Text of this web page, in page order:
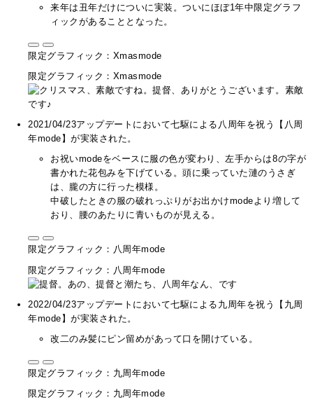
来年は丑年だけについに実装。ついにほぼ1年中限定グラフ
ィックがあることとなった。
限定グラフィック：Xmasmode
限定グラフィック：Xmasmode
2021/04/23アップデートにおいて七駆による八周年を祝う【八周
年mode】が実装された。
お祝いmodeをベースに服の色が変わり、左手からは8の字が
書かれた花包みを下げている。頭に乗っていた漣のうさぎ
は、朧の方に行った模様。
中破したときの服の破れっぷりがお出かけmodeより増して
おり、腰のあたりに青いものが見える。
限定グラフィック：八周年mode
限定グラフィック：八周年mode
2022/04/23アップデートにおいて七駆による九周年を祝う【九周
年mode】が実装された。
改二のみ髪にピン留めがあって口を開けている。
限定グラフィック：九周年mode
限定グラフィック：九周年mode